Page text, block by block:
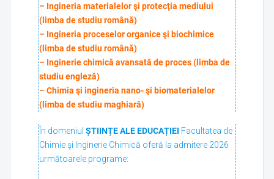
– Ingineria materialelor şi protecţia mediului
(limba de studiu română)
– Ingineria proceselor organice şi biochimice
(limba de studiu română)
– Inginerie chimică avansată de proces (limba de
studiu engleză)
– Chimia şi ingineria nano- şi biomaterialelor
(limba de studiu maghiară)
În domeniul ȘTIINȚE ALE EDUCAȚIEI Facultatea de
Chimie şi Inginerie Chimică oferă la admitere 2026
următoarele programe: